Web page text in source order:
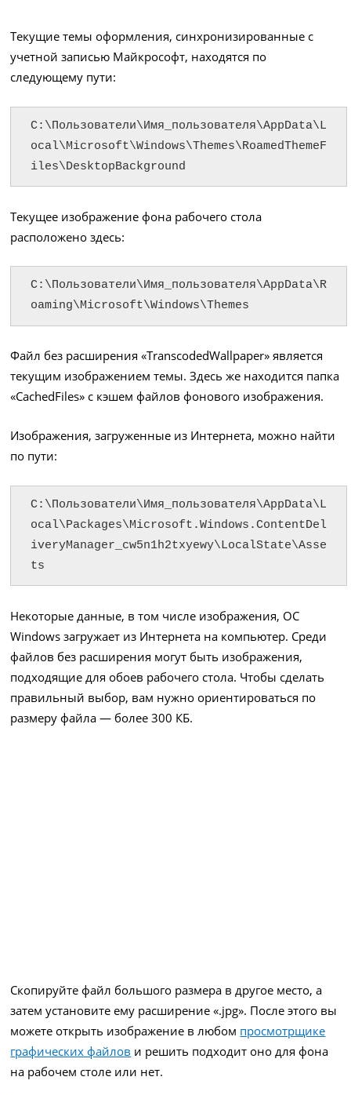
Текущие темы оформления, синхронизированные с
учетной записью Майкрософт, находятся по
следующему пути:
C:\Пользователи\Имя_пользователя\AppData\L
ocal\Microsoft\Windows\Themes\RoamedThemeF
iles\DesktopBackground
Текущее изображение фона рабочего стола
расположено здесь:
C:\Пользователи\Имя_пользователя\AppData\R
oaming\Microsoft\Windows\Themes
Файл без расширения «TranscodedWallpaper» является
текущим изображением темы. Здесь же находится папка
«CachedFiles» с кэшем файлов фонового изображения.
Изображения, загруженные из Интернета, можно найти
по пути:
C:\Пользователи\Имя_пользователя\AppData\L
ocal\Packages\Microsoft.Windows.ContentDel
iveryManager_cw5n1h2txyewy\LocalState\Asse
ts
Некоторые данные, в том числе изображения, ОС
Windows загружает из Интернета на компьютер. Среди
файлов без расширения могут быть изображения,
подходящие для обоев рабочего стола. Чтобы сделать
правильный выбор, вам нужно ориентироваться по
размеру файла — более 300 КБ.
Скопируйте файл большого размера в другое место, а
затем установите ему расширение «.jpg». После этого вы
можете открыть изображение в любом просмотрщике
графических файлов и решить подходит оно для фона
на рабочем столе или нет.